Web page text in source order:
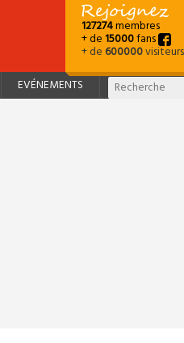
127274membres
+ de15000fans
+ de600000
EVÉNEMENTS